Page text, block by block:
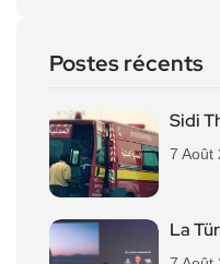
Postes récents
Sidi
7 Août
La